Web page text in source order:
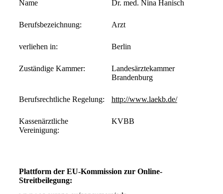
Name Dr. med. Nina Hanisch
Berufsbezeichnung: Arzt
verliehen in: Berlin
Zuständige Kammer:
Landesärztekammer
Brandenburg
Berufsrechtliche Regelung: http://www.laekb.de/
Kassenärztliche
Vereinigung:
KVBB
Plattform der EU-Kommission zur Online-
Streitbeilegung: